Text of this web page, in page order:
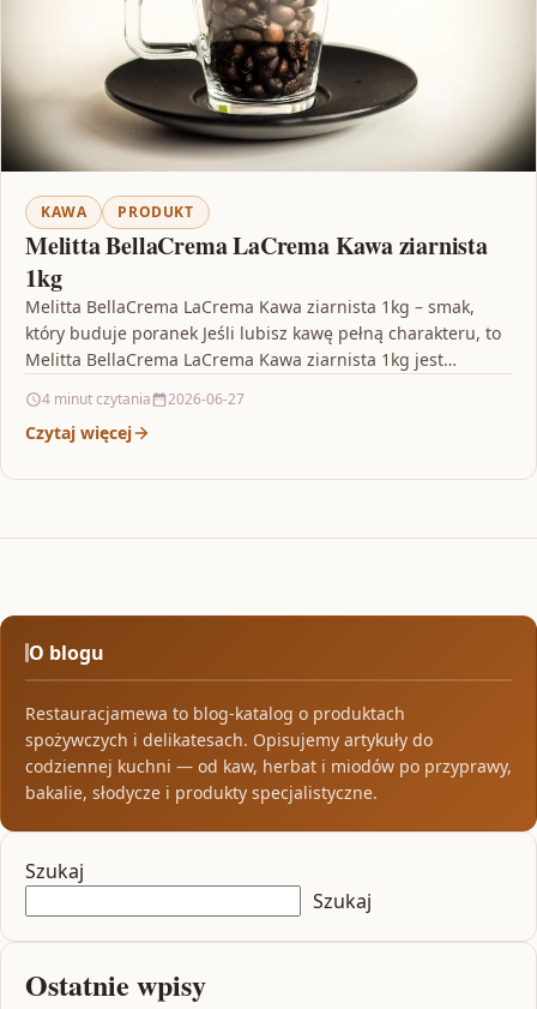
KAWA PRODUKT
Melitta BellaCrema LaCrema Kawa ziarnista
1kg
Melitta BellaCrema LaCrema Kawa ziarnista 1kg – smak,
który buduje poranek Jeśli lubisz kawę pełną charakteru, to
Melitta BellaCrema LaCrema Kawa ziarnista 1kg jest…
4 minut czytania 2026-06-27
Czytaj więcej
O blogu
Restauracjamewa to blog-katalog o produktach
spożywczych i delikatesach. Opisujemy artykuły do
codziennej kuchni — od kaw, herbat i miodów po przyprawy,
bakalie, słodycze i produkty specjalistyczne.
Szukaj
Szukaj
Ostatnie wpisy